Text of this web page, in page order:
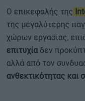
Ο επικεφαλής της
της μεγαλύτερης
χώρων εργασίας,
επιτυχίαδεν
αλλά από τον
ανθεκτικότητας και